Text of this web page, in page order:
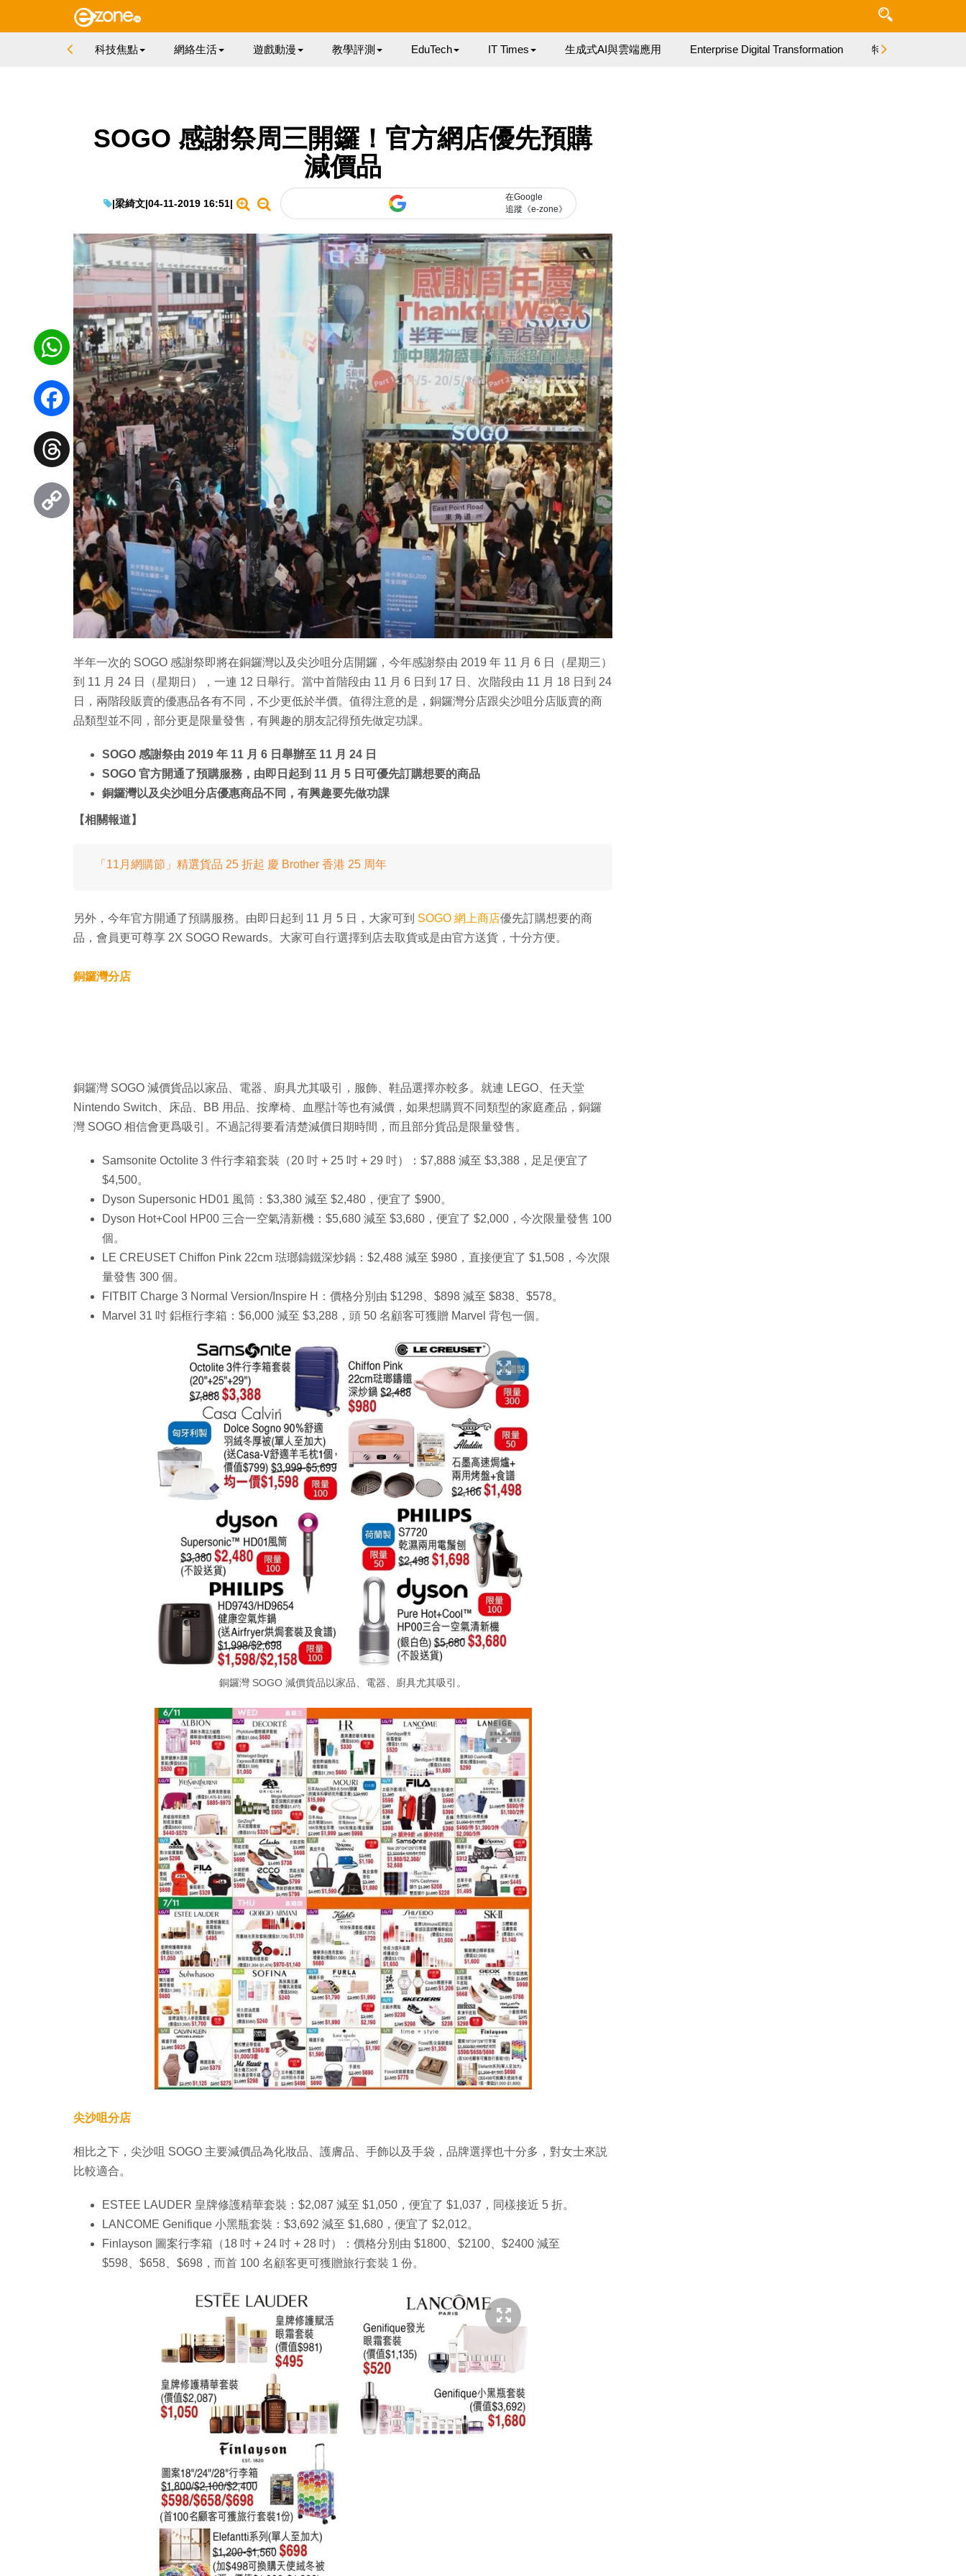
科技焦點 網絡生活 遊戲動漫 教學評測 EduTech IT Times 生成式AI與雲端應用 Enterprise Digital Transformation 特集
SOGO 感謝祭周三開鑼！官方網店優先預購
減價品
|梁綺文|04-11-2019 16:51|
在Google
追蹤《e-zone》
半年一次的 SOGO 感謝祭即將在銅鑼灣以及尖沙咀分店開鑼，今年感謝祭由 2019 年 11 月 6 日（星期三）
到 11 月 24 日（星期日），一連 12 日舉行。當中首階段由 11 月 6 日到 17 日、次階段由 11 月 18 日到 24
日，兩階段販賣的優惠品各有不同，不少更低於半價。值得注意的是，銅鑼灣分店跟尖沙咀分店販賣的商
品類型並不同，部分更是限量發售，有興趣的朋友記得預先做定功課。
SOGO 感謝祭由 2019 年 11 月 6 日舉辦至 11 月 24 日
SOGO 官方開通了預購服務，由即日起到 11 月 5 日可優先訂購想要的商品
銅鑼灣以及尖沙咀分店優惠商品不同，有興趣要先做功課
【相關報道】
「11月網購節」精選貨品 25 折起 慶 Brother 香港 25 周年
另外，今年官方開通了預購服務。由即日起到 11 月 5 日，大家可到 SOGO 網上商店優先訂購想要的商
品，會員更可尊享 2X SOGO Rewards。大家可自行選擇到店去取貨或是由官方送貨，十分方便。
銅鑼灣分店
銅鑼灣 SOGO 減價貨品以家品、電器、廚具尤其吸引，服飾、鞋品選擇亦較多。就連 LEGO、任天堂
Nintendo Switch、床品、BB 用品、按摩椅、血壓計等也有減價，如果想購買不同類型的家庭產品，銅鑼
灣 SOGO 相信會更爲吸引。不過記得要看清楚減價日期時間，而且部分貨品是限量發售。
Samsonite Octolite 3 件行李箱套裝（20 吋 + 25 吋 + 29 吋）：$7,888 減至 $3,388，足足便宜了
$4,500。
Dyson Supersonic HD01 風筒：$3,380 減至 $2,480，便宜了 $900。
Dyson Hot+Cool HP00 三合一空氣清新機：$5,680 減至 $3,680，便宜了 $2,000，今次限量發售 100
個。
LE CREUSET Chiffon Pink 22cm 琺瑯鑄鐵深炒鍋：$2,488 減至 $980，直接便宜了 $1,508，今次限
量發售 300 個。
FITBIT Charge 3 Normal Version/Inspire H：價格分別由 $1298、$898 減至 $838、$578。
Marvel 31 吋 鋁框行李箱：$6,000 減至 $3,288，頭 50 名顧客可獲贈 Marvel 背包一個。
銅鑼灣 SOGO 減價貨品以家品、電器、廚具尤其吸引。
尖沙咀分店
相比之下，尖沙咀 SOGO 主要減價品為化妝品、護膚品、手飾以及手袋，品牌選擇也十分多，對女士來説
比較適合。
ESTEE LAUDER 皇牌修護精華套裝：$2,087 減至 $1,050，便宜了 $1,037，同樣接近 5 折。
LANCOME Genifique 小黑瓶套裝：$3,692 減至 $1,680，便宜了 $2,012。
Finlayson 圖案行李箱（18 吋 + 24 吋 + 28 吋）：價格分別由 $1800、$2100、$2400 減至
$598、$658、$698，而首 100 名顧客更可獲贈旅行套裝 1 份。
WhatsApp
Facebook
Threads
Copy
Link